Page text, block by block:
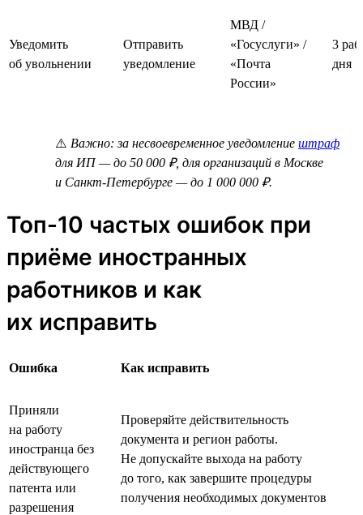
Уведомить
об увольнении
Отправить
уведомление
МВД /
«Госуслуги» /
«Почта
России»
3
дня
⚠️ Важно: за несвоевременное уведомление штраф
для ИП — до 50 000 ₽, для организаций в Москве
и Санкт-Петербурге — до 1 000 000 ₽.
Топ-10 частых ошибок при
приёме иностранных
работников и как
их исправить
Ошибка Как исправить
Приняли
на работу
иностранца без
действующего
патента или
разрешения
Проверяйте действительность
документа и регион работы.
Не допускайте выхода на работу
до того, как завершите процедуры
получения необходимых документов